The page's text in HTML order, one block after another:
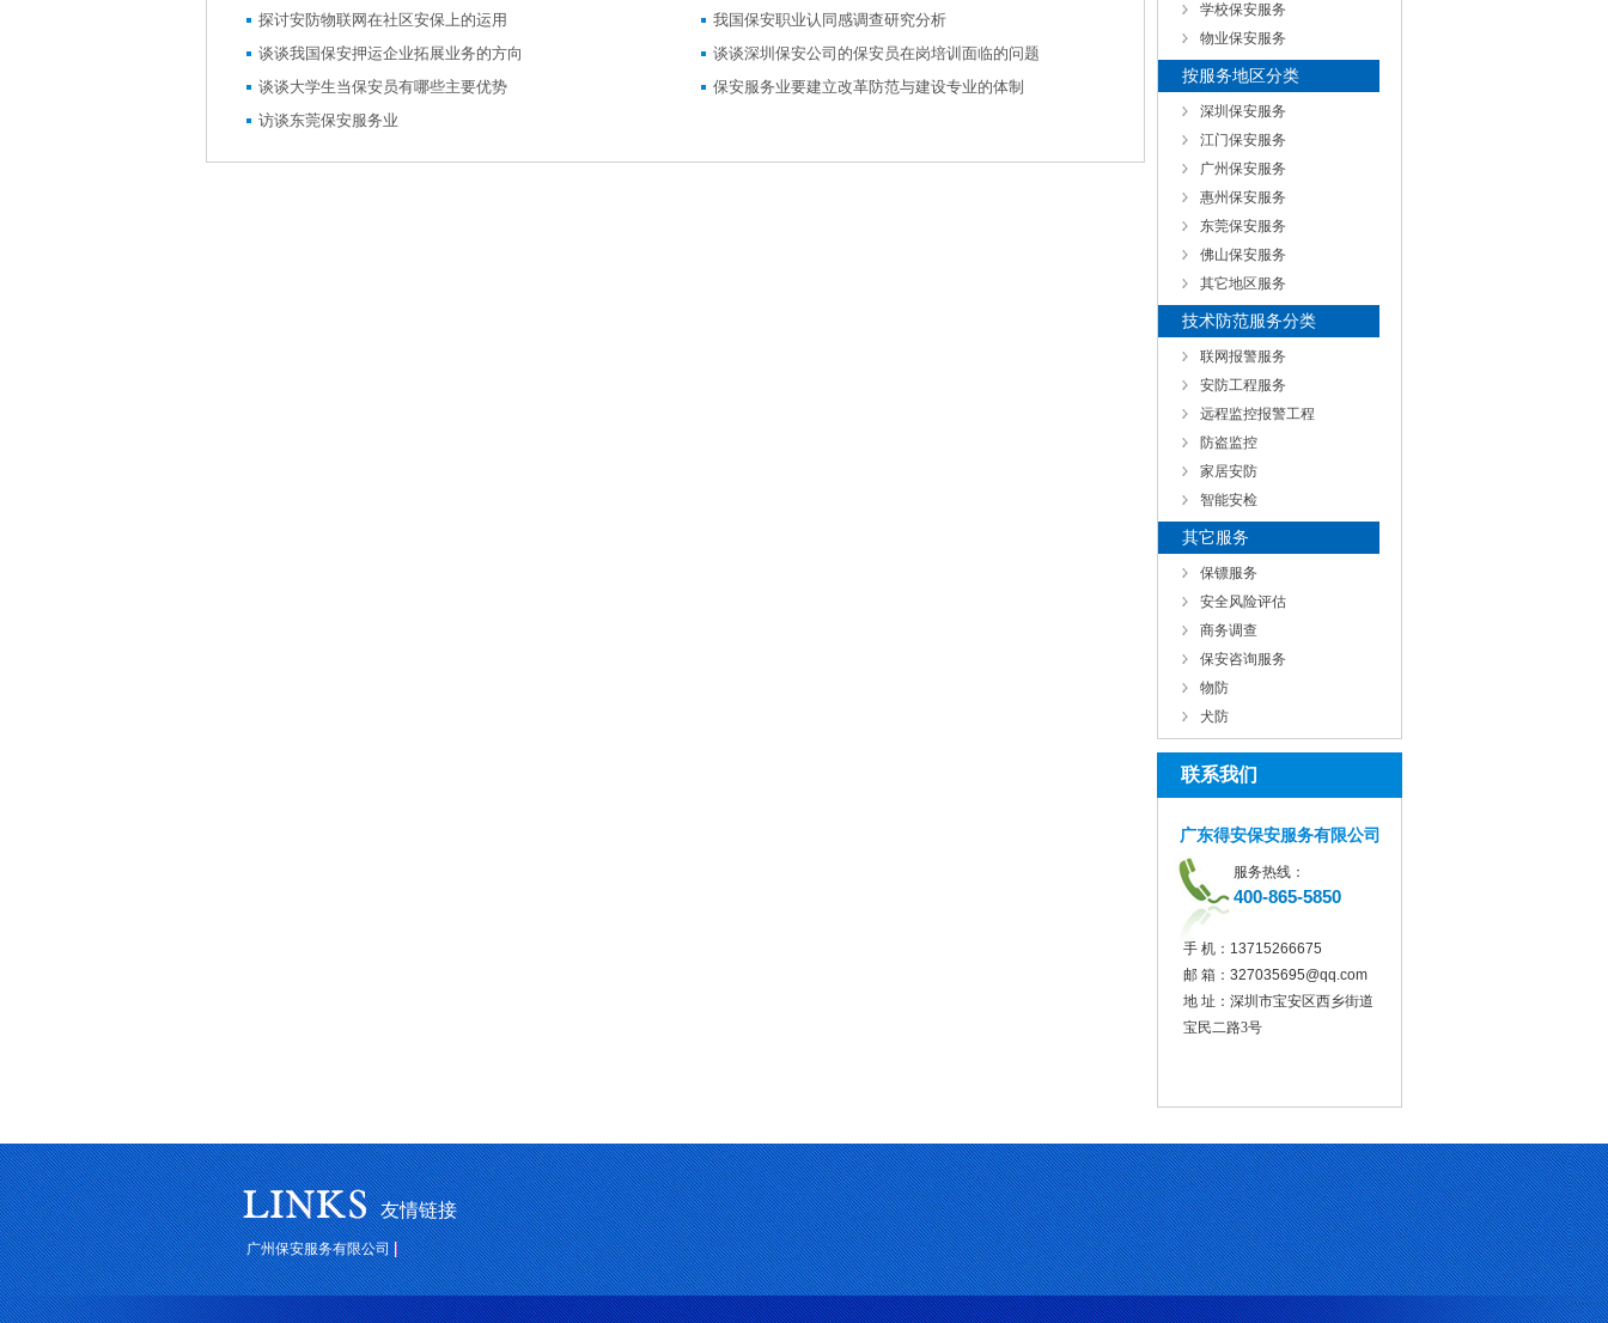
探讨安防物联网在社区安保上的运用
我国保安职业认同感调查研究分析
谈谈我国保安押运企业拓展业务的方向
谈谈深圳保安公司的保安员在岗培训面临的问题
谈谈大学生当保安员有哪些主要优势
保安服务业要建立改革防范与建设专业的体制
访谈东莞保安服务业
学校保安服务
物业保安服务
按服务地区分类
深圳保安服务
江门保安服务
广州保安服务
惠州保安服务
东莞保安服务
佛山保安服务
其它地区服务
技术防范服务分类
联网报警服务
安防工程服务
远程监控报警工程
防盗监控
家居安防
智能安检
其它服务
保镖服务
安全风险评估
商务调查
保安咨询服务
物防
犬防
联系我们
广东得安保安服务有限公司
服务热线：
400-865-5850
手 机： 13715266675
邮 箱： 327035695@qq.com
地 址：深圳市宝安区西乡街道
宝民二路3号
友情链接
广州保安服务有限公司